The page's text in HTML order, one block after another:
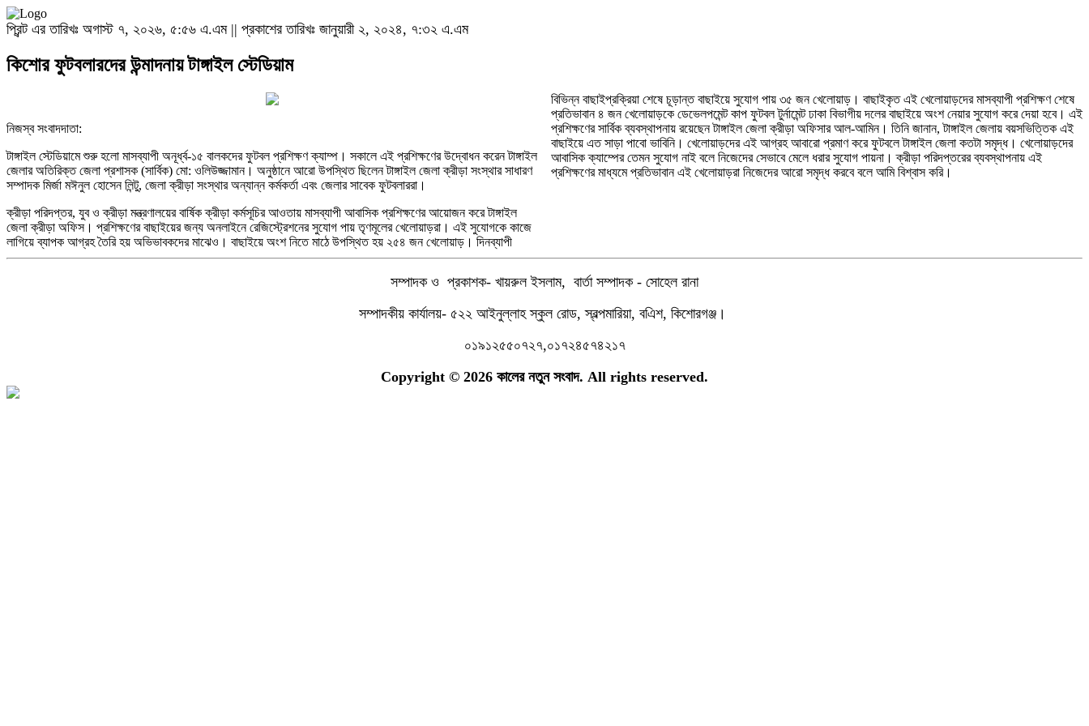
প্রিন্ট এর তারিখঃ অগাস্ট ৭, ২০২৬, ৫:৫৬ এ.এম || প্রকাশের তারিখঃ জানুয়ারী ২, ২০২৪, ৭:৩২ এ.এম
কিশোর ফুটবলারদের উন্মাদনায় টাঙ্গাইল স্টেডিয়াম
নিজস্ব সংবাদদাতা:
টাঙ্গাইল স্টেডিয়ামে শুরু হলো মাসব্যাপী অনূর্ধ্ব-১৫ বালকদের ফুটবল প্রশিক্ষণ ক্যাম্প। সকালে এই প্রশিক্ষণের উদ্বোধন করেন টাঙ্গাইল
জেলার অতিরিক্ত জেলা প্রশাসক (সার্বিক) মো: ওলিউজ্জামান। অনুষ্ঠানে আরো উপস্থিত ছিলেন টাঙ্গাইল জেলা ক্রীড়া সংস্থার সাধারণ
সম্পাদক মির্জা মঈনুল হোসেন লিন্টু, জেলা ক্রীড়া সংস্থার অন্যান্ন কর্মকর্তা এবং জেলার সাবেক ফুটবলাররা।
ক্রীড়া পরিদপ্তর, যুব ও ক্রীড়া মন্ত্রণালয়ের বার্ষিক ক্রীড়া কর্মসূচির আওতায় মাসব্যাপী আবাসিক প্রশিক্ষণের আয়োজন করে টাঙ্গাইল
জেলা ক্রীড়া অফিস। প্রশিক্ষণের বাছাইয়ের জন্য অনলাইনে রেজিস্ট্রেশনের সুযোগ পায় তৃণমূলের খেলোয়াড়রা। এই সুযোগকে কাজে
লাগিয়ে ব্যাপক আগ্রহ তৈরি হয় অভিভাবকদের মাঝেও। বাছাইয়ে অংশ নিতে মাঠে উপস্থিত হয় ২৫৪ জন খেলোয়াড়। দিনব্যাপী
বিভিন্ন বাছাইপ্রক্রিয়া শেষে চূড়ান্ত বাছাইয়ে সুযোগ পায় ৩৫ জন খেলোয়াড়। বাছাইকৃত এই খেলোয়াড়দের মাসব্যাপী প্রশিক্ষণ শেষে
প্রতিভাবান ৪ জন খেলোয়াড়কে ডেভেলপমেন্ট কাপ ‍ফুটবল টুর্নামেন্ট ঢাকা বিভাগীয় দলের বাছাইয়ে অংশ নেয়ার সুযোগ করে দেয়া হবে। এই
প্রশিক্ষণের সার্বিক ব্যবস্থাপনায় রয়েছেন টাঙ্গাইল জেলা ক্রীড়া অফিসার আল-আমিন। তিনি জানান, টাঙ্গাইল জেলায় বয়সভিত্তিক এই
বাছাইয়ে এত সাড়া পাবো ভাবিনি। খেলোয়াড়দের এই আগ্রহ আবারো প্রমাণ করে ফুটবলে টাঙ্গাইল জেলা কতটা সমৃদ্ধ। খেলোয়াড়দের
আবাসিক ক্যাম্পের তেমন সুযোগ নাই বলে নিজেদের সেভাবে মেলে ধরার সুযোগ পায়না। ক্রীড়া পরিদপ্তরের ব্যবস্থাপনায় এই
প্রশিক্ষণের মাধ্যমে প্রতিভাবান এই খেলোয়াড়রা নিজেদের আরো সমৃদ্ধ করবে বলে আমি বিশ্বাস করি।
সম্পাদক ও প্রকাশক- খায়রুল ইসলাম, বার্তা সম্পাদক - সোহেল রানা
সম্পাদকীয় কার্যালয়- ৫২২ আইনুল্লাহ স্কুল রোড, স্বল্পমারিয়া, বএিশ, কিশোরগঞ্জ।
০১৯১২৫৫০৭২৭,০১৭২৪৫৭৪২১৭
Copyright © 2026 কালের নতুন সংবাদ. All rights reserved.